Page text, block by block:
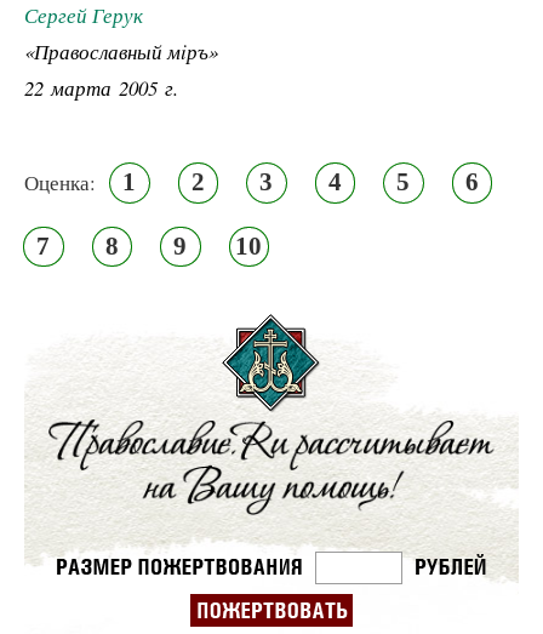
Сергей Герук
«Православный мiръ»
22 марта 2005 г.
Оценка: 1 2 3 4 5 6
7 8 9 10